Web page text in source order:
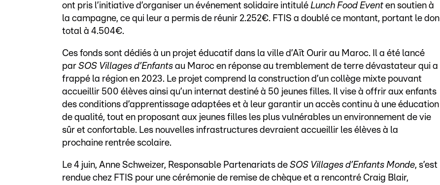
ont pris l’initiative d’organiser un événement solidaire intitulé Lunch Food Event en soutien à
la campagne, ce qui leur a permis de réunir 2.252€. FTIS a doublé ce montant, portant le don
total à 4.504€.
Ces fonds sont dédiés à un projet éducatif dans la ville d’Aït Ourir au Maroc. Il a été lancé
par SOS Villages d’Enfants au Maroc en réponse au tremblement de terre dévastateur qui a
frappé la région en 2023. Le projet comprend la construction d’un collège mixte pouvant
accueillir 500 élèves ainsi qu’un internat destiné à 50 jeunes filles. Il vise à offrir aux enfants
des conditions d’apprentissage adaptées et à leur garantir un accès continu à une éducation
de qualité, tout en proposant aux jeunes filles les plus vulnérables un environnement de vie
sûr et confortable. Les nouvelles infrastructures devraient accueillir les élèves à la
prochaine rentrée scolaire.
Le 4 juin, Anne Schweizer, Responsable Partenariats de SOS Villages d’Enfants Monde, s’est
rendue chez FTIS pour une cérémonie de remise de chèque et a rencontré Craig Blair,